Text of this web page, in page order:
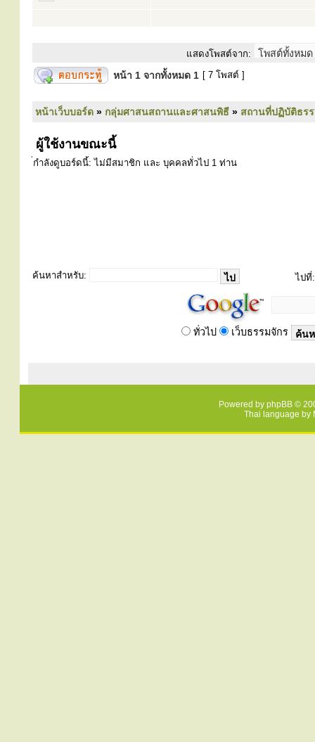
แสดงโพสต์จาก:
หน้า 1 จากทั้งหมด 1 [ 7 โพสต์ ]
หน้าเว็บบอร์ด » กลุ่มศาสนสถานและศาสนพิธี » สถานที่ปฏิบัติธร
ผู้ใช้งานขณะนี้
่กำลังดูบอร์ดนี้: ไม่มีสมาชิก และ บุคคลทั่วไป 1 ท่าน
ค้นหาสำหรับ: ไปที่:
ทั่วไป เว็บธรรมจักร
Powered by phpBB ©
Thai language by